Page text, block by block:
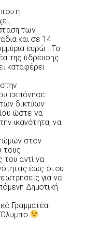
η
των
και σε 14
ευρώ . Το
της ύδρευσης
καταφέρει
εκπόνησε
δικτύων
ώστε να
ικανότητα, να
στον
τους
του αντί να
έως ότου
για να
Δημοτική
Γραμματέα
Όλυμπο